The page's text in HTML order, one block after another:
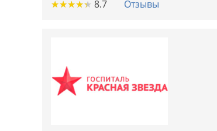
★★★★★
★★★★★ 8.7 Отзывы